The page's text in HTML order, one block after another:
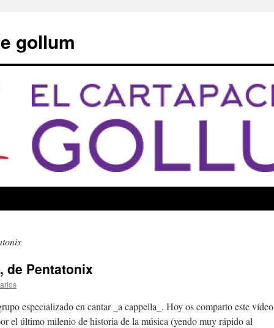
gollum
de Pentatonix
especializado en cantar _a cappella_. Hoy os comparto este vídeo
el último milenio de historia de la música (yendo muy rápido al